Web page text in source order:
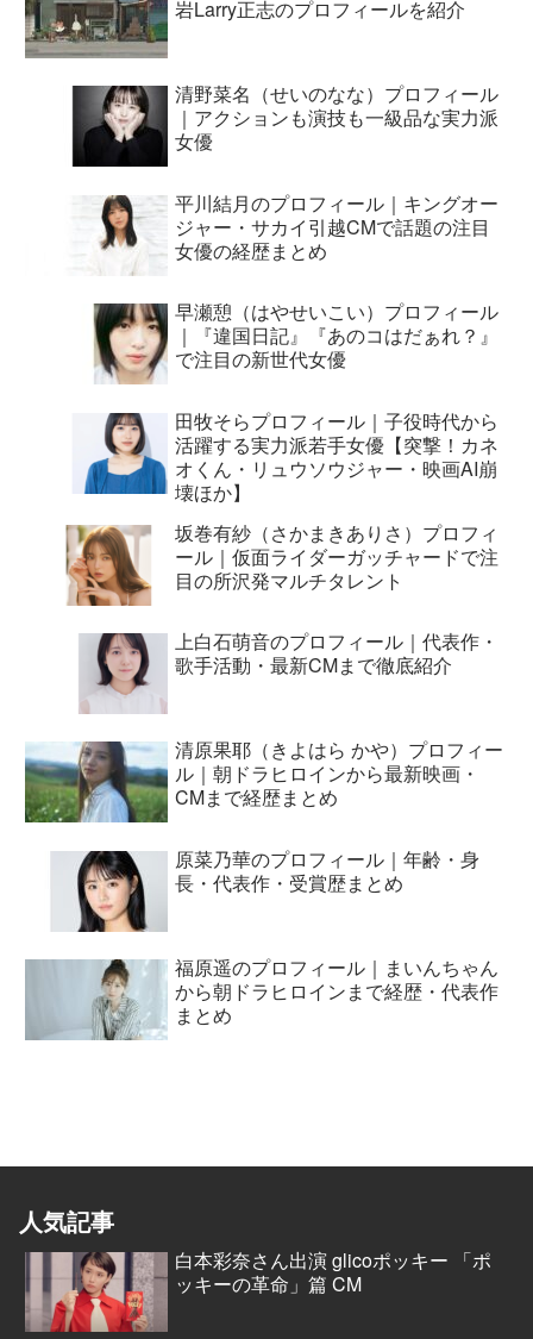
岩Larry正志のプロフィールを紹介
清野菜名（せいのなな）プロフィール
｜アクションも演技も一級品な実力派
女優
平川結月のプロフィール｜キングオー
ジャー・サカイ引越CMで話題の注目
女優の経歴まとめ
早瀬憩（はやせいこい）プロフィール
｜『違国日記』『あのコはだぁれ？』
で注目の新世代女優
田牧そらプロフィール｜子役時代から
活躍する実力派若手女優【突撃！カネ
オくん・リュウソウジャー・映画AI崩
壊ほか】
坂巻有紗（さかまきありさ）プロフィ
ール｜仮面ライダーガッチャードで注
目の所沢発マルチタレント
上白石萌音のプロフィール｜代表作・
歌手活動・最新CMまで徹底紹介
清原果耶（きよはら かや）プロフィー
ル｜朝ドラヒロインから最新映画・
CMまで経歴まとめ
原菜乃華のプロフィール｜年齢・身
長・代表作・受賞歴まとめ
福原遥のプロフィール｜まいんちゃん
から朝ドラヒロインまで経歴・代表作
まとめ
人気記事
白本彩奈さん出演 glicoポッキー 「ポ
ッキーの革命」篇 CM